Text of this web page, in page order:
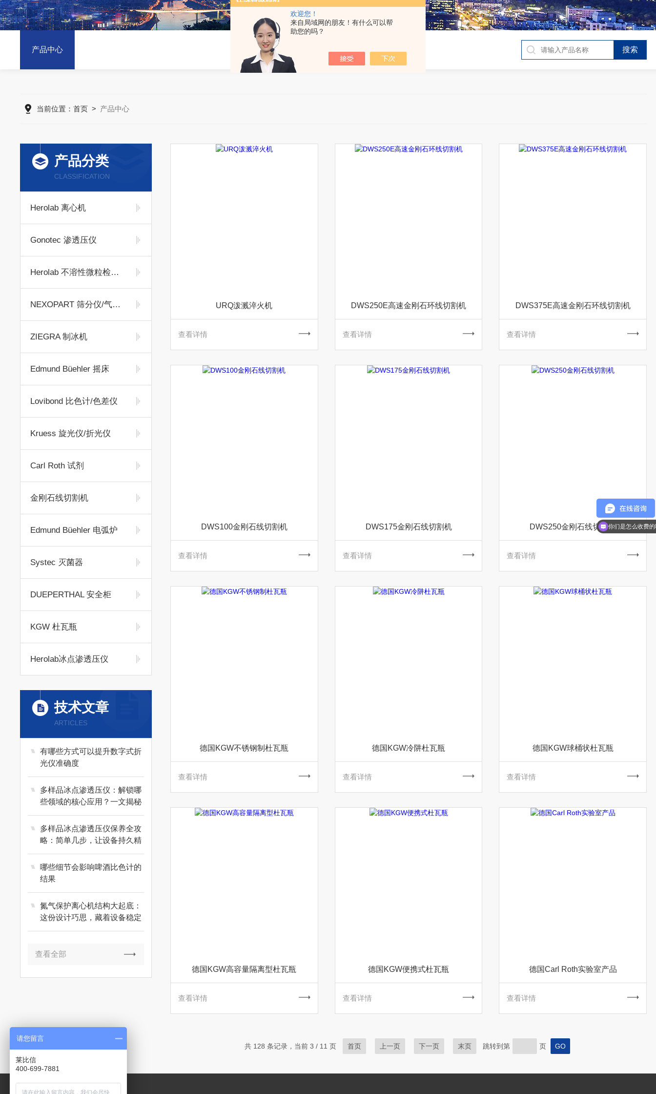
欢迎您！
来自局域网的朋友！有什么可以帮
助您的吗？
产品中心
当前位置： 首页> 产品中心
产品分类
CLASSIFICATION
Herolab 离心机
Gonotec 渗透压仪
Herolab 不溶性微粒检测仪
NEXOPART 筛分仪/气流筛
ZIEGRA 制冰机
Edmund Büehler 摇床
Lovibond 比色计/色差仪
Kruess 旋光仪/折光仪
Carl Roth 试剂
金刚石线切割机
Edmund Büehler 电弧炉
Systec 灭菌器
DUEPERTHAL 安全柜
KGW 杜瓦瓶
Herolab冰点渗透压仪
技术文章
ARTICLES
有哪些方式可以提升数字式折
光仪准确度
多样品冰点渗透压仪：解锁哪
些领域的核心应用？一文揭秘
多样品冰点渗透压仪保养全攻
略：简单几步，让设备持久精
准运行
哪些细节会影响啤酒比色计的
结果
氮气保护离心机结构大起底：
这份设计巧思，藏着设备稳定
运行的关键
查看全部
URQ泼溅淬火机
查看详情
DWS250E高速金刚石环线切割机
查看详情
DWS375E高速金刚石环线切割机
查看详情
DWS100金刚石线切割机
查看详情
DWS175金刚石线切割机
查看详情
DWS250金刚石线切割机
查看详情
德国KGW不锈钢制杜瓦瓶
查看详情
德国KGW冷阱杜瓦瓶
查看详情
德国KGW球桶状杜瓦瓶
查看详情
德国KGW高容量隔离型杜瓦瓶
查看详情
德国KGW便携式杜瓦瓶
查看详情
德国Carl Roth实验室产品
查看详情
共 128 条记录，当前 3 / 11 页 首页 上一页 下一页 末页 跳转到第 页
你们是怎么收费
请您留言
莱比信
400-699-7881